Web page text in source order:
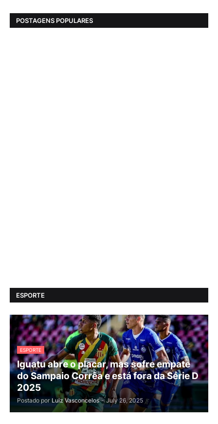
POSTAGENS POPULARES
ESPORTE
ESPORTE
Iguatu abre o placar, mas sofre empate
do Sampaio Corrêa e está fora da Série D
2025
Postado por Luiz Vasconcelos - July 26, 2025